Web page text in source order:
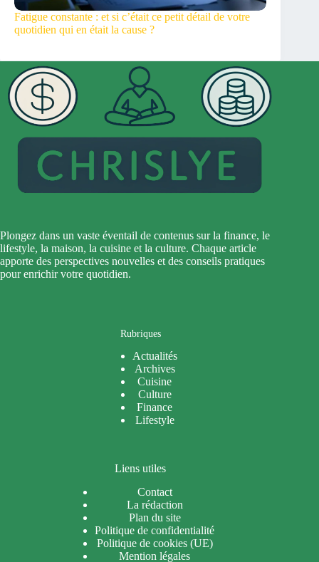
Fatigue constante : et si c’était ce petit détail de votre
quotidien qui en était la cause ?
Plongez dans un vaste éventail de contenus sur la finance, le
lifestyle, la maison, la cuisine et la culture. Chaque article
apporte des perspectives nouvelles et des conseils pratiques
pour enrichir votre quotidien.
Rubriques
Actualités
Archives
Cuisine
Culture
Finance
Lifestyle
Liens utiles
Contact
La rédaction
Plan du site
Politique de confidentialité
Politique de cookies (UE)
Mention légales